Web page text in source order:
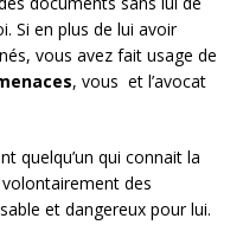
Si en plus de lui avoir
vous avez fait usage de
, vous et l’avocat
quelqu’un qui connait la
des
et dangereux pour lui.